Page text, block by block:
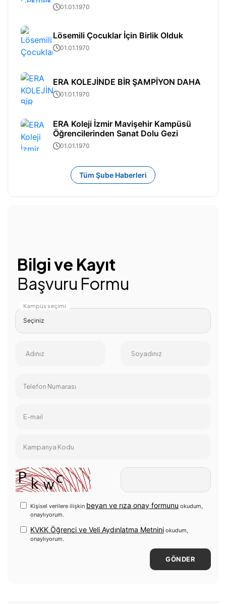
01.01.1970
Lösemili Çocuklar İçin Birlik Olduk
01.01.1970
ERA KOLEJİNDE BİR ŞAMPİYON DAHA
01.01.1970
ERA Koleji İzmir Mavişehir Kampüsü
Öğrencilerinden Sanat Dolu Gezi
01.01.1970
Tüm Şube Haberleri
Bilgi ve Kayıt
Başvuru Formu
Kampüs seçimi
Adınız Soyadınız
Telefon Numarası
E-mail
Kampanya Kodu
Kişisel verilere ilişkin beyan ve rıza onay formunu okudum,
onaylıyorum.
KVKK Öğrenci ve Veli Aydınlatma Metnini okudum,
onaylıyorum.
GÖNDER